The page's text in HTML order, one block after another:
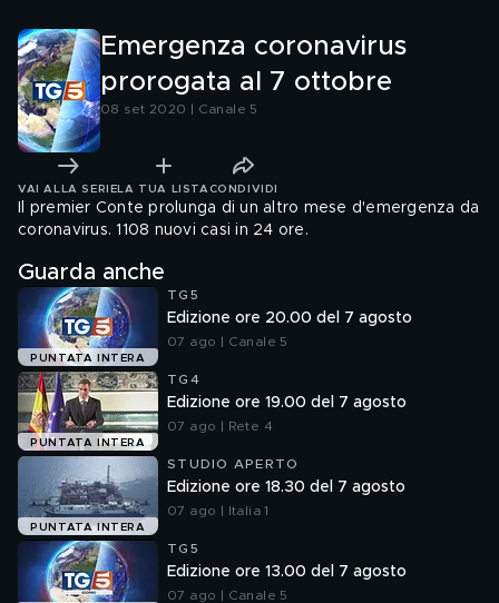
Emergenza coronavirus
prorogata al 7 ottobre
08 set 2020 | Canale 5
VAI ALLA SERIE LA TUA LISTA CONDIVIDI
Il premier Conte prolunga di un altro mese d'emergenza da
coronavirus. 1108 nuovi casi in 24 ore.
Guarda anche
PUNTATA INTERA
TG5
Edizione ore 20.00 del 7 agosto
07 ago | Canale 5
PUNTATA INTERA
TG4
Edizione ore 19.00 del 7 agosto
07 ago | Rete 4
PUNTATA INTERA
STUDIO APERTO
Edizione ore 18.30 del 7 agosto
07 ago | Italia 1
TG5
Edizione ore 13.00 del 7 agosto
07 ago | Canale 5